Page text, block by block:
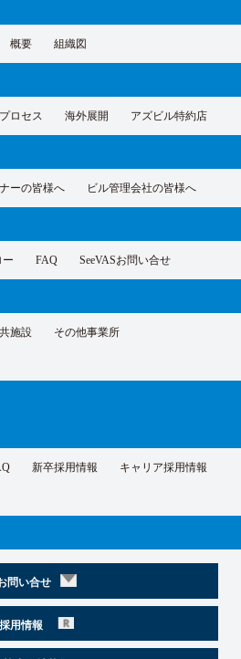
概要 組織図
ロセス 海外展開 アズビル特約店
ーの皆様へ ビル管理会社の皆様へ
ー FAQ SeeVASお問い合せ
施設 その他事業所
新卒採用情報 キャリア採用情報
問い合せ
採用情報